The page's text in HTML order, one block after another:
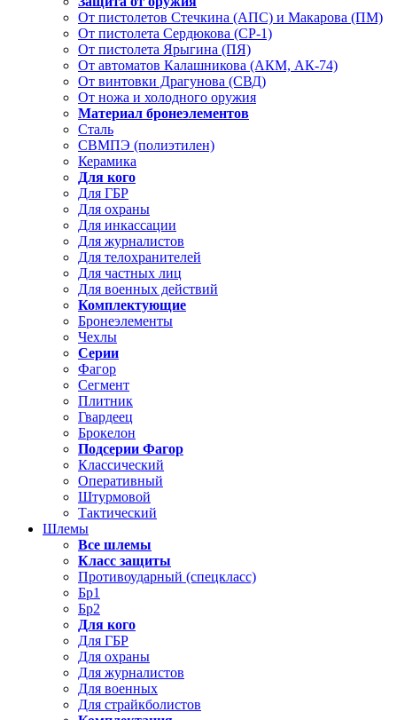
От пистолетов Стечкина (АПС) и Макарова (ПМ)
От пистолета Сердюкова (СР-1)
От пистолета Ярыгина (ПЯ)
От автоматов Калашникова (АКМ, АК-74)
От винтовки Драгунова (СВД)
От ножа и холодного оружия
Материал бронеэлементов
Сталь
СВМПЭ (полиэтилен)
Керамика
Для кого
Для ГБР
Для охраны
Для инкассации
Для журналистов
Для телохранителей
Для частных лиц
Для военных действий
Комплектующие
Бронеэлементы
Чехлы
Серии
Фагор
Сегмент
Плитник
Гвардеец
Брокелон
Подсерии Фагор
Классический
Оперативный
Штурмовой
Тактический
Шлемы
Все шлемы
Класс защиты
Противоударный (спецкласс)
Бр1
Бр2
Для кого
Для ГБР
Для охраны
Для журналистов
Для военных
Для страйкболистов